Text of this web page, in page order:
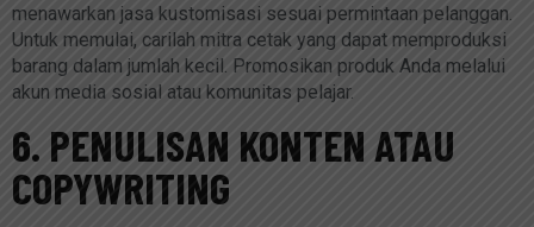
menawarkan jasa kustomisasi sesuai permintaan pelanggan.
Untuk memulai, carilah mitra cetak yang dapat memproduksi
barang dalam jumlah kecil. Promosikan produk Anda melalui
akun media sosial atau komunitas pelajar.
6. PENULISAN KONTEN ATAU
COPYWRITING